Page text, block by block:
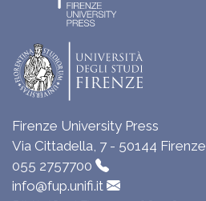
Firenze University Press
Via Cittadella, 7 - 50144 Firenze
055 2757700
info@fup.unifi.it